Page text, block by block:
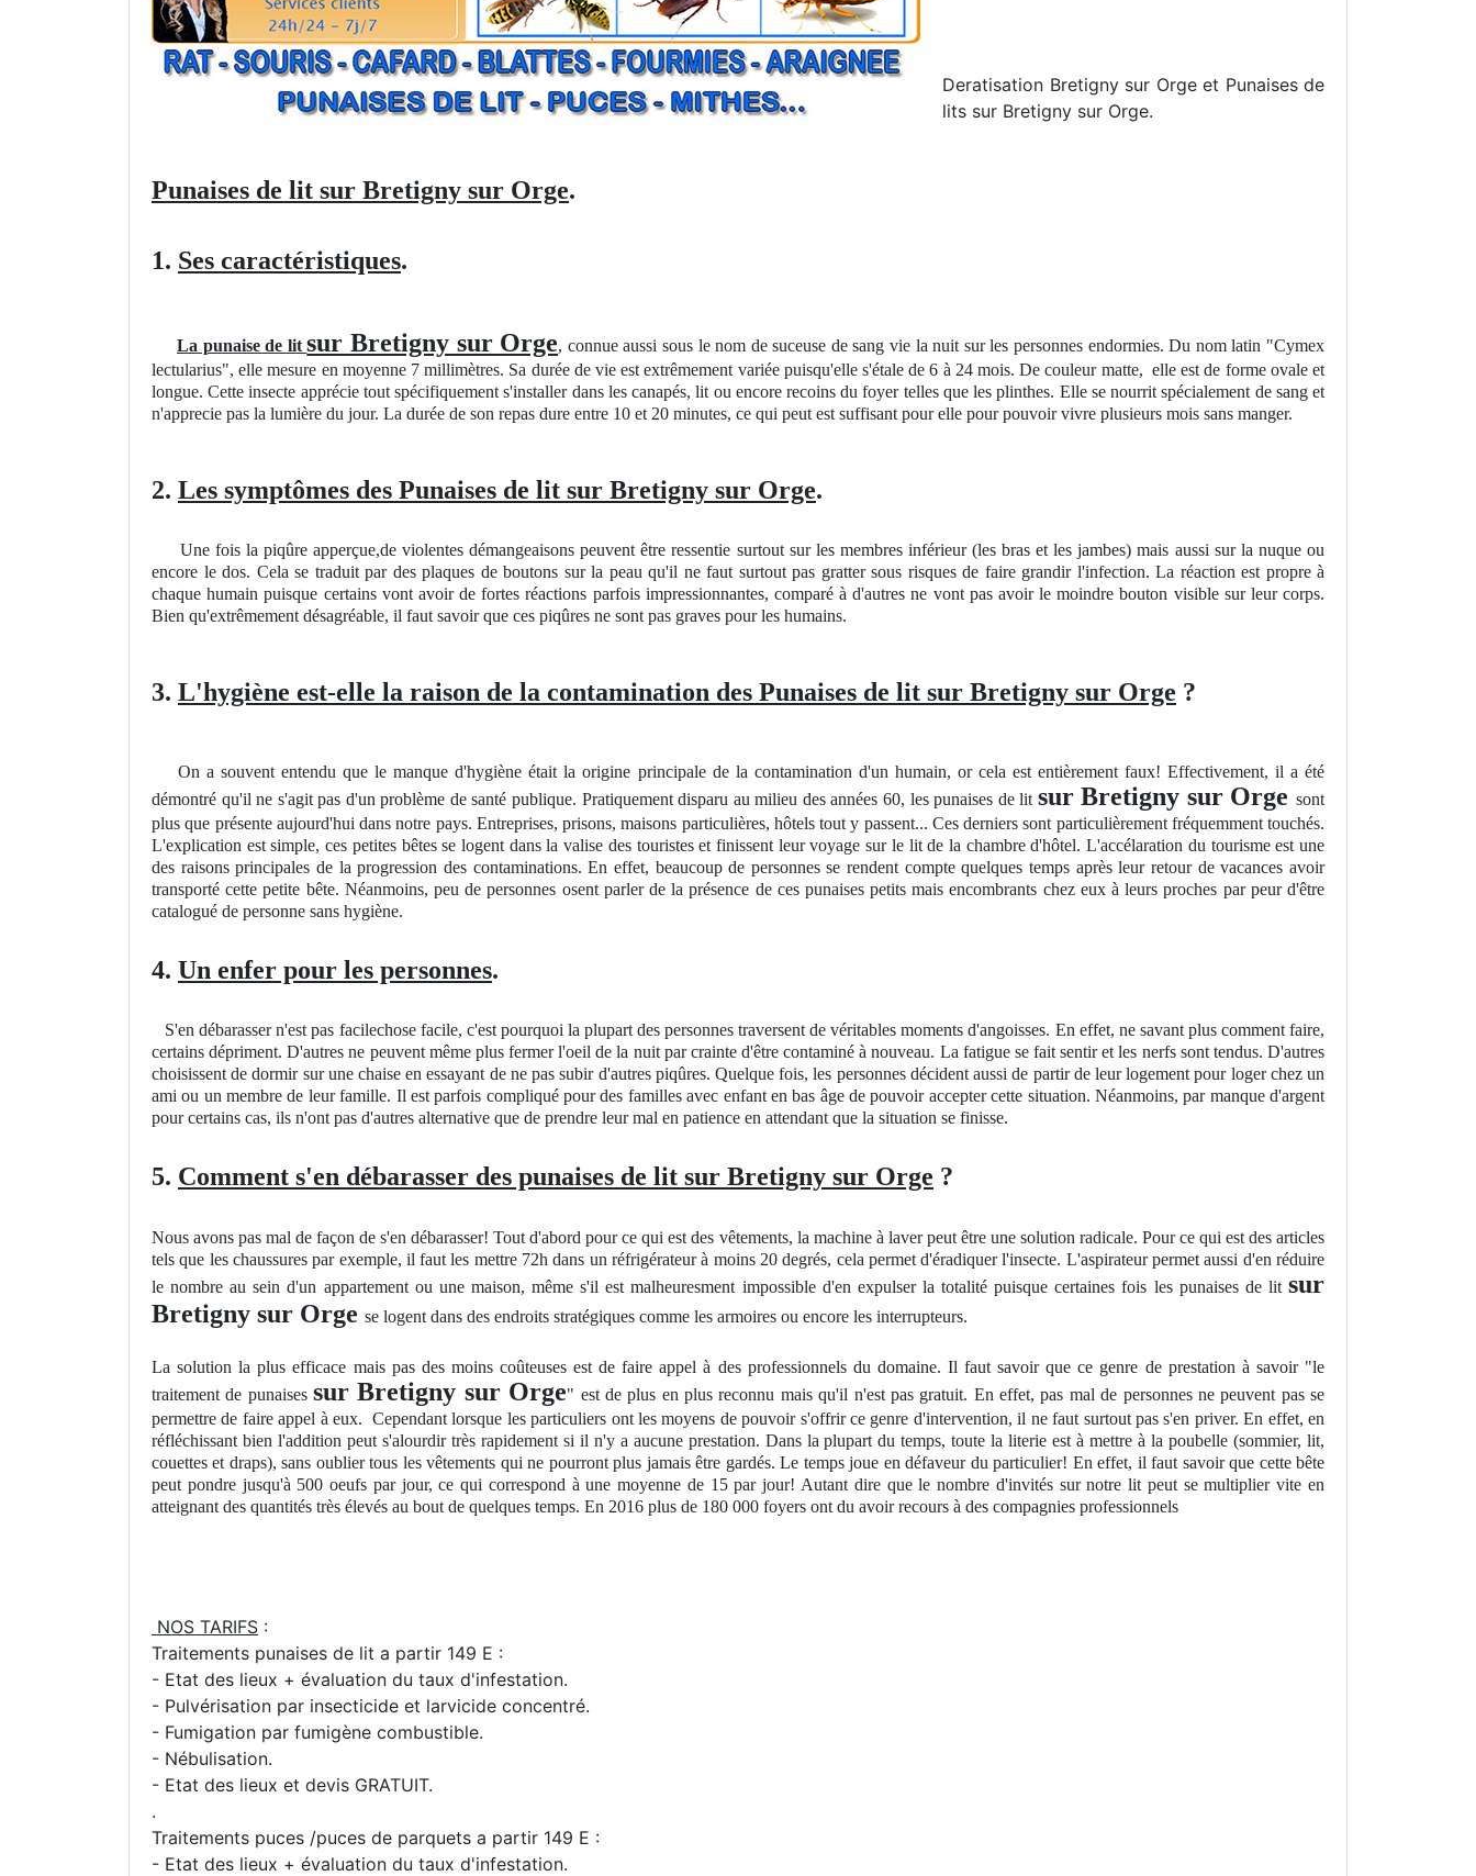
Deratisation Bretigny sur Orge et Punaises de
lits sur Bretigny sur Orge.
Punaises de lit sur Bretigny sur Orge.
1. Ses caractéristiques.
La punaise de litsur Bretigny sur Orge, connue aussi sous le nom de suceuse de sang vie la nuit sur les personnes endormies. Du nom latin "Cymex
lectularius", elle mesure en moyenne 7 millimètres. Sa durée de vie est extrêmement variée puisqu'elle s'étale de 6 à 24 mois. De couleur matte, elle est de forme ovale et
longue. Cette insecte apprécie tout spécifiquement s'installer dans les canapés, lit ou encore recoins du foyer telles que les plinthes. Elle se nourrit spécialement de sang et
n'apprecie pas la lumière du jour. La durée de son repas dure entre 10 et 20 minutes, ce qui peut est suffisant pour elle pour pouvoir vivre plusieurs mois sans manger.
2. Les symptômes des Punaises de lit sur Bretigny sur Orge.
Une fois la piqûre apperçue,de violentes démangeaisons peuvent être ressentie surtout sur les membres inférieur (les bras et les jambes) mais aussi sur la nuque ou
encore le dos. Cela se traduit par des plaques de boutons sur la peau qu'il ne faut surtout pas gratter sous risques de faire grandir l'infection. La réaction est propre à
chaque humain puisque certains vont avoir de fortes réactions parfois impressionnantes, comparé à d'autres ne vont pas avoir le moindre bouton visible sur leur corps.
Bien qu'extrêmement désagréable, il faut savoir que ces piqûres ne sont pas graves pour les humains.
3. L'hygiène est-elle la raison de la contamination des Punaises de lit sur Bretigny sur Orge ?
On a souvent entendu que le manque d'hygiène était la origine principale de la contamination d'un humain, or cela est entièrement faux! Effectivement, il a été
démontré qu'il ne s'agit pas d'un problème de santé publique. Pratiquement disparu au milieu des années 60, les punaises de lit sur Bretigny sur Orgesont
plus que présente aujourd'hui dans notre pays. Entreprises, prisons, maisons particulières, hôtels tout y passent... Ces derniers sont particulièrement fréquemment touchés.
L'explication est simple, ces petites bêtes se logent dans la valise des touristes et finissent leur voyage sur le lit de la chambre d'hôtel. L'accélaration du tourisme est une
des raisons principales de la progression des contaminations. En effet, beaucoup de personnes se rendent compte quelques temps après leur retour de vacances avoir
transporté cette petite bête. Néanmoins, peu de personnes osent parler de la présence de ces punaises petits mais encombrants chez eux à leurs proches par peur d'être
catalogué de personne sans hygiène.
4. Un enfer pour les personnes.
S'en débarasser n'est pas facilechose facile, c'est pourquoi la plupart des personnes traversent de véritables moments d'angoisses. En effet, ne savant plus comment faire,
certains dépriment. D'autres ne peuvent même plus fermer l'oeil de la nuit par crainte d'être contaminé à nouveau. La fatigue se fait sentir et les nerfs sont tendus. D'autres
choisissent de dormir sur une chaise en essayant de ne pas subir d'autres piqûres. Quelque fois, les personnes décident aussi de partir de leur logement pour loger chez un
ami ou un membre de leur famille. Il est parfois compliqué pour des familles avec enfant en bas âge de pouvoir accepter cette situation. Néanmoins, par manque d'argent
pour certains cas, ils n'ont pas d'autres alternative que de prendre leur mal en patience en attendant que la situation se finisse.
5. Comment s'en débarasser des punaises de lit sur Bretigny sur Orge ?
Nous avons pas mal de façon de s'en débarasser! Tout d'abord pour ce qui est des vêtements, la machine à laver peut être une solution radicale. Pour ce qui est des articles
tels que les chaussures par exemple, il faut les mettre 72h dans un réfrigérateur à moins 20 degrés, cela permet d'éradiquer l'insecte. L'aspirateur permet aussi d'en réduire
le nombre au sein d'un appartement ou une maison, même s'il est malheuresment impossible d'en expulser la totalité puisque certaines fois les punaises de lit sur
Bretigny sur Orge se logent dans des endroits stratégiques comme les armoires ou encore les interrupteurs.
La solution la plus efficace mais pas des moins coûteuses est de faire appel à des professionnels du domaine. Il faut savoir que ce genre de prestation à savoir "le
traitement de punaisessur Bretigny sur Orge" est de plus en plus reconnu mais qu'il n'est pas gratuit. En effet, pas mal de personnes ne peuvent pas se
permettre de faire appel à eux. Cependant lorsque les particuliers ont les moyens de pouvoir s'offrir ce genre d'intervention, il ne faut surtout pas s'en priver. En effet, en
réfléchissant bien l'addition peut s'alourdir très rapidement si il n'y a aucune prestation. Dans la plupart du temps, toute la literie est à mettre à la poubelle (sommier, lit,
couettes et draps), sans oublier tous les vêtements qui ne pourront plus jamais être gardés. Le temps joue en défaveur du particulier! En effet, il faut savoir que cette bête
peut pondre jusqu'à 500 oeufs par jour, ce qui correspond à une moyenne de 15 par jour! Autant dire que le nombre d'invités sur notre lit peut se multiplier vite en
atteignant des quantités très élevés au bout de quelques temps. En 2016 plus de 180 000 foyers ont du avoir recours à des compagnies professionnels
NOS TARIFS :
Traitements punaises de lit a partir 149 E :
- Etat des lieux + évaluation du taux d'infestation.
- Pulvérisation par insecticide et larvicide concentré.
- Fumigation par fumigène combustible.
- Nébulisation.
- Etat des lieux et devis GRATUIT.
.
Traitements puces /puces de parquets a partir 149 E :
- Etat des lieux + évaluation du taux d'infestation.